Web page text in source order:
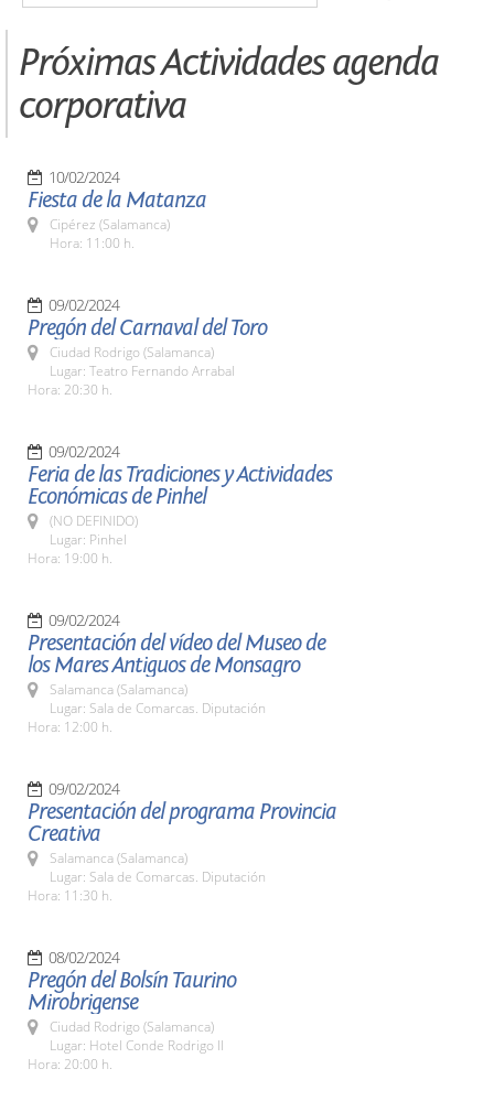
Próximas Actividades agenda
corporativa
10/02/2024
Fiesta de la Matanza
Cipérez (Salamanca)
Hora: 11:00 h.
09/02/2024
Pregón del Carnaval del Toro
Ciudad Rodrigo (Salamanca)
Lugar: Teatro Fernando Arrabal
Hora: 20:30 h.
09/02/2024
Feria de las Tradiciones y Actividades
Económicas de Pinhel
(NO DEFINIDO)
Lugar: Pinhel
Hora: 19:00 h.
09/02/2024
Presentación del vídeo del Museo de
los Mares Antiguos de Monsagro
Salamanca (Salamanca)
Lugar: Sala de Comarcas. Diputación
Hora: 12:00 h.
09/02/2024
Presentación del programa Provincia
Creativa
Salamanca (Salamanca)
Lugar: Sala de Comarcas. Diputación
Hora: 11:30 h.
08/02/2024
Pregón del Bolsín Taurino
Mirobrigense
Ciudad Rodrigo (Salamanca)
Lugar: Hotel Conde Rodrigo II
Hora: 20:00 h.